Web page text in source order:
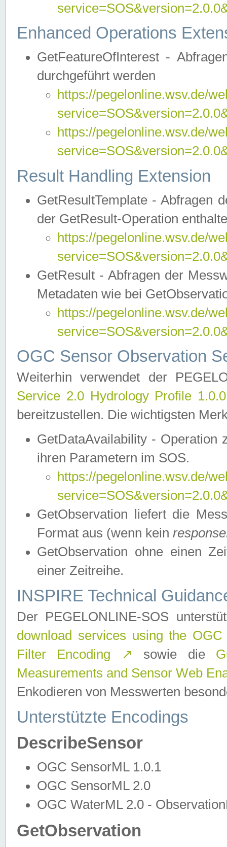
Enhanced Operations
GetFeatureOfInterest -
durchgeführt werden
https://pegelonline.wsv.de/
https://pegelonline.wsv.de/
Result Handling Extension
GetResultTemplate - Abfragen
der GetResult-Operation
https://pegelonline.wsv.de/
GetResult - Abfragen der
Metadaten wie bei
https://pegelonline.wsv.de/
OGC Sensor Observation
Weiterhin verwendet der
Service 2.0 Hydrology Profile
bereitzustellen. Die wichtigsten
GetDataAvailability - Operation
ihren Parametern im SOS.
https://pegelonline.wsv.de/
GetObservation liefert die
Format aus (wenn kein
GetObservation ohne einen
einer Zeitreihe.
INSPIRE Technical
Der PEGELONLINE-SOS
download services using the
Filter Encoding
↗ sowie die
Measurements and Sensor Web
Enkodieren von Messwerten
Unterstützte Encodings
DescribeSensor
OGC SensorML 1.0.1
OGC SensorML 2.0
OGC WaterML 2.0 -
GetObservation